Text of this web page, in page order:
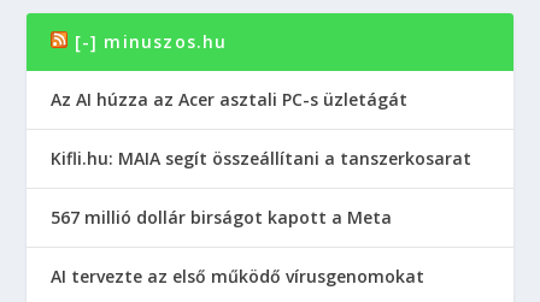
[-] minuszos.hu
Az AI húzza az Acer asztali PC-s üzletágát
Kifli.hu: MAIA segít összeállítani a tanszerkosarat
567 millió dollár birságot kapott a Meta
AI tervezte az első működő vírusgenomokat